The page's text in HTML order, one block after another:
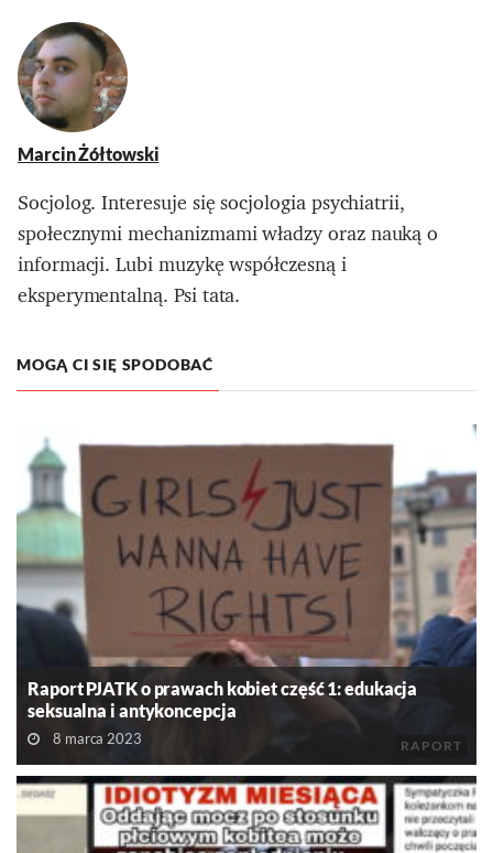
Marcin Żółtowski
Socjolog. Interesuje się socjologia psychiatrii,
społecznymi mechanizmami władzy oraz nauką o
informacji. Lubi muzykę współczesną i
eksperymentalną. Psi tata.
MOGĄ CI SIĘ SPODOBAĆ
RAPORT
Raport PJATK o prawach kobiet część 1: edukacja
seksualna i antykoncepcja
8 marca 2023